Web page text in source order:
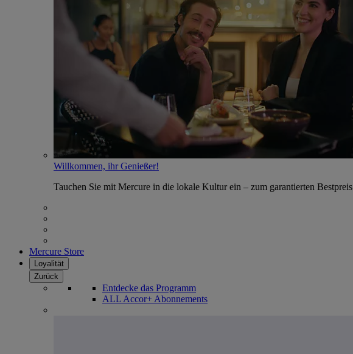
Willkommen, ihr Genießer!
Tauchen Sie mit Mercure in die lokale Kultur ein – zum garantierten Bestpreis
Mercure Store
Loyalität
Zurück
Entdecke das Programm
ALL Accor+ Abonnements